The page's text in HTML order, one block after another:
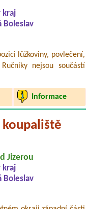
kraj
Boleslav
lůžkoviny, povlečení,
nejsou součástí
Informace
koupaliště
Jizerou
kraj
Boleslav